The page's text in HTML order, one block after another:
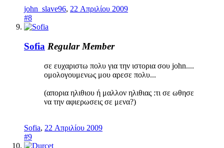
john_slave96, 22 Απριλίου 2009
#8
Sofia Regular Member
σε ευχαριστω πολυ για την ιστορια σου john....
ομολογουμενως μου αρεσε πολυ...
(απορια ηλιθιου ή μαλλον ηλιθιας :τι σε ωθησε
να την αφιερωσεις σε μενα?)
Sofia, 22 Απριλίου 2009
#9